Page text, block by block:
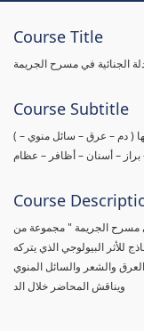
Course Title
الجنائية في مسرح الجريمة
Course Subtitle
( إجراء الإختبارات علي العينة البيولوجية لتحديد صاحبها ( دم – عرق – سائل منوي –
– أسنان – أظافر – عظام
Course
في مسرح الجريمة " مجموعة من
للأثر البيولوجي الذي يتركه
والشعر والسائل المنوي
ويناقش المحاضر خلال الد